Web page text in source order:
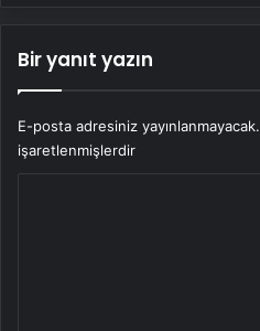
Bir yanıt yazın
E-posta adresiniz yayınlanmayacak.
işaretlenmişlerdir